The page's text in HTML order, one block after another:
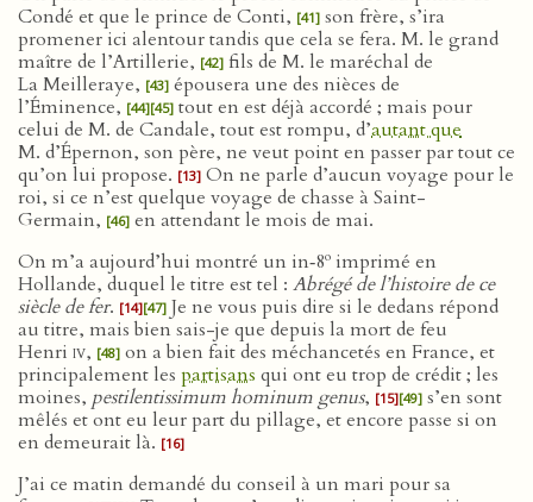
Condé et que le prince de Conti, [41] son frère, s’ira
promener ici alentour tandis que cela se fera. M. le grand
maître de l’Artillerie, [42] fils de M. le maréchal de
La Meilleraye, [43] épousera une des nièces de
l’Éminence, [44][45] tout en est déjà accordé ; mais pour
celui de M. de Candale, tout est rompu, d’autant que
M. d’Épernon, son père, ne veut point en passer par tout ce
qu’on lui propose. [13] On ne parle d’aucun voyage pour le
roi, si ce n’est quelque voyage de chasse à Saint-
Germain, [46] en attendant le mois de mai.
On m’a aujourd’hui montré un in‑8o imprimé en
Hollande, duquel le titre est tel : Abrégé de l’histoire de ce
siècle de fer. [14][47] Je ne vous puis dire si le dedans répond
au titre, mais bien sais-je que depuis la mort de feu
Henri iv, [48] on a bien fait des méchancetés en France, et
principalement les partisans qui ont eu trop de crédit ; les
moines, pestilentissimum hominum genus, [15][49] s’en sont
mêlés et ont eu leur part du pillage, et encore passe si on
en demeurait là. [16]
J’ai ce matin demandé du conseil à un mari pour sa